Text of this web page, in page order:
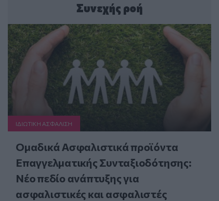
Συνεχής ροή
ΙΔΙΩΤΙΚΗ ΑΣΦAΛΙΣΗ
Ομαδικά Ασφαλιστικά προϊόντα
Επαγγελματικής Συνταξιοδότησης:
Νέο πεδίο ανάπτυξης για
ασφαλιστικές και ασφαλιστές